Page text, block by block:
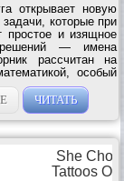
открывает новую
которые при
простое и изящное
решений — имена
рассчитан на
особый
учащихся
ЧИТАТЬ